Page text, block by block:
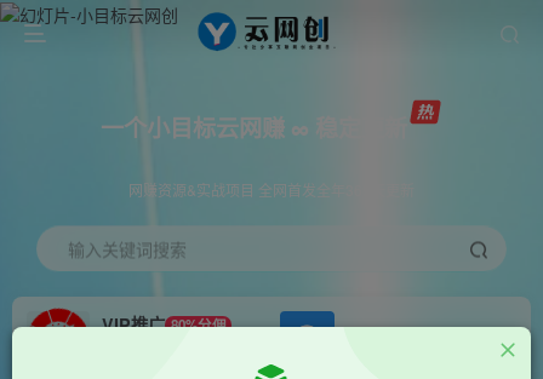
一个小目标云网赚 ∞ 稳定更新
网赚资源&实战项目 全网首发全年365天更新
输入关键词搜索
VIP推广 80%分佣